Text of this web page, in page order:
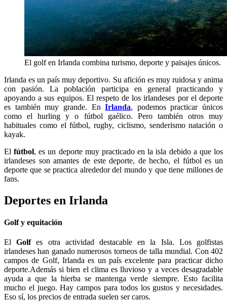
El golf en Irlanda combina turismo, deporte y paisajes únicos.
Irlanda es un país muy deportivo. Su afición es muy ruidosa y anima
con pasión. La población participa en general practicando y
apoyando a sus equipos. El respeto de los irlandeses por el deporte
es también muy grande. EnIrlanda, podemos practicar únicos
como el hurling y o fútbol gaélico. Pero también otros muy
habituales como el fútbol, rugby, ciclismo, senderismo natación o
kayak.
Elfútbol, es un deporte muy practicado en la isla debido a que los
irlandeses son amantes de este deporte, de hecho, el fútbol es un
deporte que se practica alrededor del mundo y que tiene millones de
fans.
Deportes en Irlanda
Golf y equitación
ElGolfes otra actividad destacable en la Isla. Los golfistas
irlandeses han ganado numerosos torneos de talla mundial. Con 402
campos de Golf, Irlanda es un país excelente para practicar dicho
deporte.Además si bien el clima es lluvioso y a veces desagradable
ayuda a que la hierba se mantenga verde siempre. Esto facilita
mucho el juego. Hay campos para todos los gustos y necesidades.
Eso sí, los precios de entrada suelen ser caros.